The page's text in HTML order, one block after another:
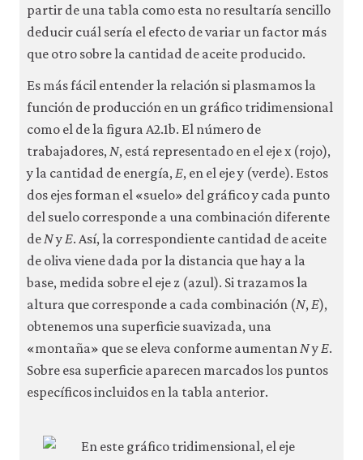
partir de una tabla como esta no resultaría sencillo
deducir cuál sería el efecto de variar un factor más
que otro sobre la cantidad de aceite producido.
Es más fácil entender la relación si plasmamos la
función de producción en un gráfico tridimensional
como el de la figura A2.1b. El número de
trabajadores, N, está representado en el eje x (rojo),
y la cantidad de energía, E, en el eje y (verde). Estos
dos ejes forman el «suelo» del gráfico y cada punto
del suelo corresponde a una combinación diferente
de Ny E. Así, la correspondiente cantidad de aceite
de oliva viene dada por la distancia que hay a la
base, medida sobre el eje z (azul). Si trazamos la
altura que corresponde a cada combinación (N, E),
obtenemos una superficie suavizada, una
«montaña» que se eleva conforme aumentan Ny E.
Sobre esa superficie aparecen marcados los puntos
específicos incluidos en la tabla anterior.